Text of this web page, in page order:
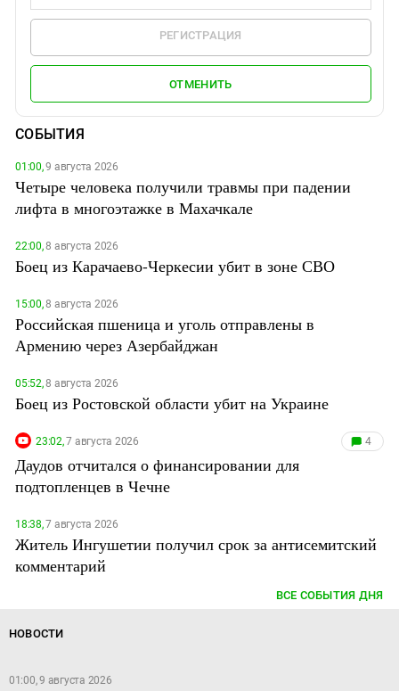
РЕГИСТРАЦИЯ
ОТМЕНИТЬ
СОБЫТИЯ
01:00,9 августа 2026
Четыре человека получили травмы при падении
лифта в многоэтажке в Махачкале
22:00,8 августа 2026
Боец из Карачаево-Черкесии убит в зоне СВО
15:00,8 августа 2026
Российская пшеница и уголь отправлены в
Армению через Азербайджан
05:52,8 августа 2026
Боец из Ростовской области убит на Украине
23:02,7 августа 2026 4
Даудов отчитался о финансировании для
подтопленцев в Чечне
18:38,7 августа 2026
Житель Ингушетии получил срок за антисемитский
комментарий
ВСЕ СОБЫТИЯ ДНЯ
НОВОСТИ
01:00, 9 августа 2026